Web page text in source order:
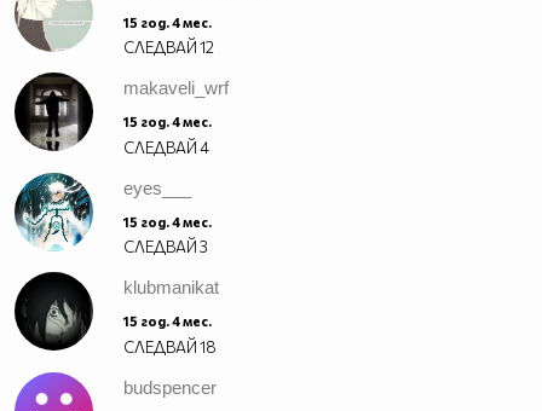
15 год. 4 мес.
СЛЕДВАЙ12
makaveli_wrf
15 год. 4 мес.
СЛЕДВАЙ4
eyes___
15 год. 4 мес.
СЛЕДВАЙ3
klubmanikat
15 год. 4 мес.
СЛЕДВАЙ18
budspencer